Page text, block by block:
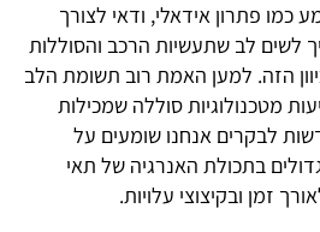
פתרון אידאלי, ודאי לצורך
לשים לב שתעשיות הרכב והסוללות
הזה. למען האמת רוב תשומת הלב
מטכנולוגיות סוללה שמכילות
לבקרים אנחנו שומעים על
בתכולת האנרגיה של תאי
זמן ובקיצוצי עלויות.